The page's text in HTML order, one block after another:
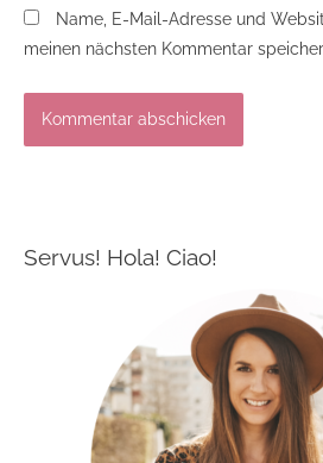
Name, E-Mail-Adresse und
meinen nächsten Kommentar
Servus! Hola! Ciao!